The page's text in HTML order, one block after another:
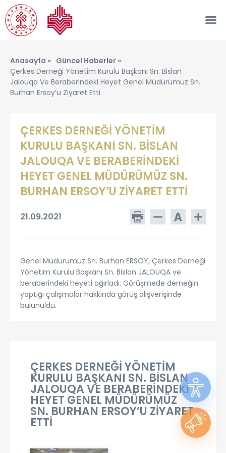
Anasayfa » Güncel Haberler »
Çerkes Derneği Yönetim Kurulu Başkanı Sn. Bislan
Jalouqa Ve Beraberindeki Heyet Genel Müdürümüz Sn.
Burhan Ersoy’u Ziyaret Etti
ÇERKES DERNEĞİ YÖNETİM
KURULU BAŞKANI SN. BİSLAN
JALOUQA VE BERABERİNDEKİ
HEYET GENEL MÜDÜRÜMÜZ SN.
BURHAN ERSOY’U ZİYARET ETTİ
21.09.2021
Genel Müdürümüz Sn. Burhan ERSOY, Çerkes Derneği
Yönetim Kurulu Başkanı Sn. Bislan JALOUQA ve
beraberindeki heyeti ağırladı. Görüşmede derneğin
yaptığı çalışmalar hakkında görüş alışverişinde
bulunuldu.
ÇERKES DERNEĞİ YÖNETİM
KURULU BAŞKANI SN. BİSLAN
JALOUQA VE BERABERİNDEKİ
HEYET GENEL MÜDÜRÜMÜZ
SN. BURHAN ERSOY’U ZİYARET
ETTİ